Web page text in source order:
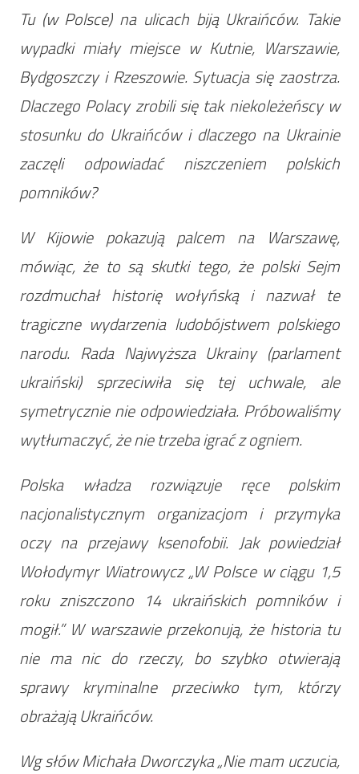
Tu (w Polsce) na ulicach biją Ukraińców. Takie
wypadki miały miejsce w Kutnie, Warszawie,
Bydgoszczy i Rzeszowie. Sytuacja się zaostrza.
Dlaczego Polacy zrobili się tak niekoleżeńscy w
stosunku do Ukraińców i dlaczego na Ukrainie
zaczęli odpowiadać niszczeniem polskich
pomników?
W Kijowie pokazują palcem na Warszawę,
mówiąc, że to są skutki tego, że polski Sejm
rozdmuchał historię wołyńską i nazwał te
tragiczne wydarzenia ludobójstwem polskiego
narodu. Rada Najwyższa Ukrainy (parlament
ukraiński) sprzeciwiła się tej uchwale, ale
symetrycznie nie odpowiedziała. Próbowaliśmy
wytłumaczyć, że nie trzeba igrać z ogniem.
Polska władza rozwiązuje ręce polskim
nacjonalistycznym organizacjom i przymyka
oczy na przejawy ksenofobii. Jak powiedział
Wołodymyr Wiatrowycz „W Polsce w ciągu 1,5
roku zniszczono 14 ukraińskich pomników i
mogił.” W warszawie przekonują, że historia tu
nie ma nic do rzeczy, bo szybko otwierają
sprawy kryminalne przeciwko tym, którzy
obrażają Ukraińców.
Wg słów Michała Dworczyka „Nie mam uczucia,